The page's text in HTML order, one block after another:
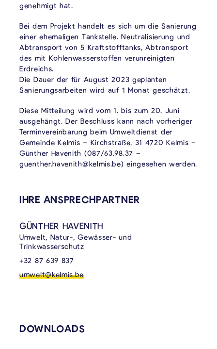
genehmigt hat.
Bei dem Projekt handelt es sich um die Sanierung
einer ehemaligen Tankstelle. Neutralisierung und
Abtransport von 5 Kraftstofftanks, Abtransport
des mit Kohlenwasserstoffen verunreinigten
Erdreichs.
Die Dauer der für August 2023 geplanten
Sanierungsarbeiten wird auf 1 Monat geschätzt.
Diese Mitteilung wird vom 1. bis zum 20. Juni
ausgehängt. Der Beschluss kann nach vorheriger
Terminvereinbarung beim Umweltdienst der
Gemeinde Kelmis – Kirchstraße, 31 4720 Kelmis –
Günther Havenith (087/63.98.37 –
guenther.havenith@kelmis.be) eingesehen werden.
VERKNÜPFTE INHALTE
IHRE ANSPRECHPARTNER
GÜNTHER HAVENITH
Umwelt, Natur-, Gewässer- und
Trinkwasserschutz
+32 87 639 837
umwelt@kelmis.be
DOWNLOADS